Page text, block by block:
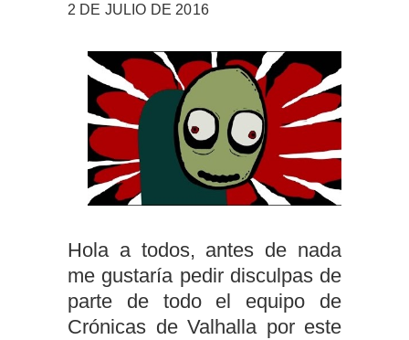
2 DE JULIO DE 2016
Hola a todos, antes de nada
me gustaría pedir disculpas de
parte de todo el equipo de
Crónicas de Valhalla por este